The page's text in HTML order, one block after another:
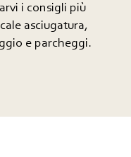
i consigli più
asciugatura,
e parcheggi.